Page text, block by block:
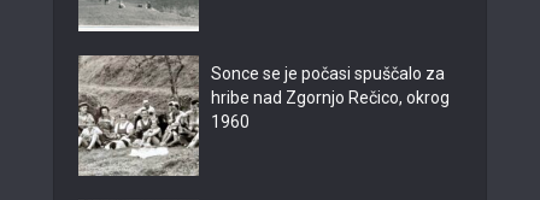
Sonce se je počasi spuščalo za
hribe nad Zgornjo Rečico, okrog
1960